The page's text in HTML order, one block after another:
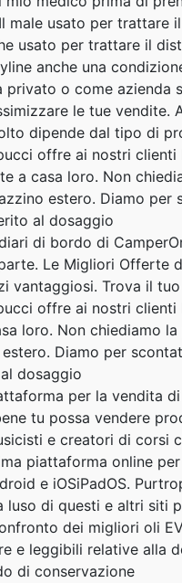
male usato per
usato per trattare il
anche una
privato o come
le tue
dipende dal tipo di
offre ai nostri
a casa loro. Non
estero. Diamo
al dosaggio
di bordo di
Le Migliori Offerte
vantaggiosi. Trova il
offre ai nostri
loro. Non chiediamo
Diamo per
dosaggio
per la vendita
tu possa vendere
e creatori di corsi
piattaforma online
e iOSiPadOS.
luso di questi e altri siti
dei migliori oli
e leggibili relative alla
di conservazione